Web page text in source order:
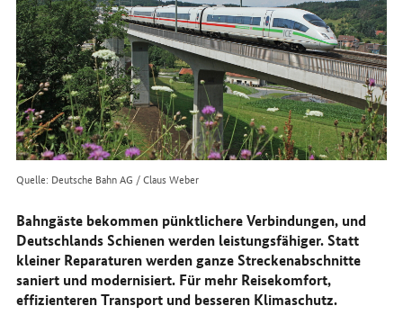
Quelle: Deutsche Bahn AG / Claus Weber
Bahngäste bekommen pünktlichere Verbindungen, und
Deutschlands Schienen werden leistungsfähiger. Statt
kleiner Reparaturen werden ganze Streckenabschnitte
saniert und modernisiert. Für mehr Reisekomfort,
effizienteren Transport und besseren Klimaschutz.